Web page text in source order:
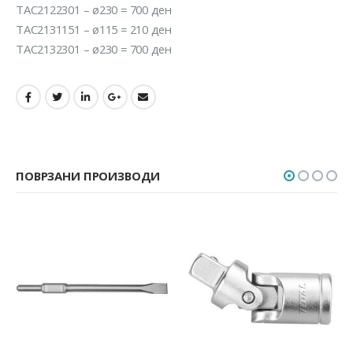
TAC2122301 – ø230 = 700 ден
TAC2131151 – ø115 = 210 ден
TAC2132301 – ø230 = 700 ден
ПОВРЗАНИ ПРОИЗВОДИ